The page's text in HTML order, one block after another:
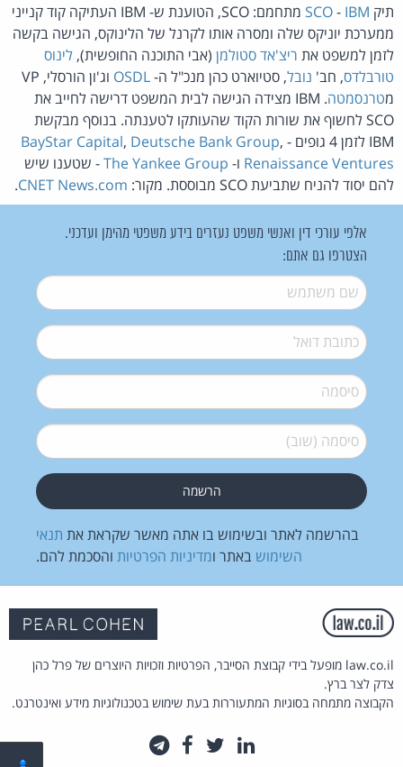
תיק SCO- IBM
מתחמם: SCO, הטוענת ש- IBM העתיקה קוד קנייני
ממערכת יוניקס שלה ומסרה אותו לקרנל של הלינוקס, הגישה בקשה
לזמן למשפט את ריצ'אד סטולמן (אבי התוכנה החופשית), לינוס
טורבלדס, חב' נובל, סטיוארט כהן מנכ"ל ה-OSDL
וג'ון הורסלי, VP
מטרנסמטה
. IBM מצידה הגישה לבית המשפט דרישה לחייב את
SCO לחשוף את שורות הקוד שהעותקו לטענתה. בנוסף מבקשת
IBM לזמן 4 גופים -
BayStar Capital, Deutsche Bank Group,
Renaissance Ventures ו- The Yankee Group- שטענו שיש
להם יסוד להניח שתביעת SCO מבוססת. מקור:
CNET News.com
.
אלפי עורכי דין ואנשי משפט נעזרים בידע משפטי מהימן ועדכני.
הצטרפו גם אתם:
שם משתמש*
דואל*
סיסמה*
סיסמה (שוב)*
בהרשמה לאתר ובשימוש בו אתה מאשר שקראת את תנאי
השימוש באתר ומדיניות הפרטיות והסכמת להם.
law.co.il מופעל בידי קבוצת הסייבר, הפרטיות וזכויות היוצרים של פרל כהן
צדק לצר ברץ.
הקבוצה מתמחה בסוגיות המתעוררות בעת שימוש בטכנולוגיות מידע ואינטרנט.
לינקדאין
טוויטרפייסבוק